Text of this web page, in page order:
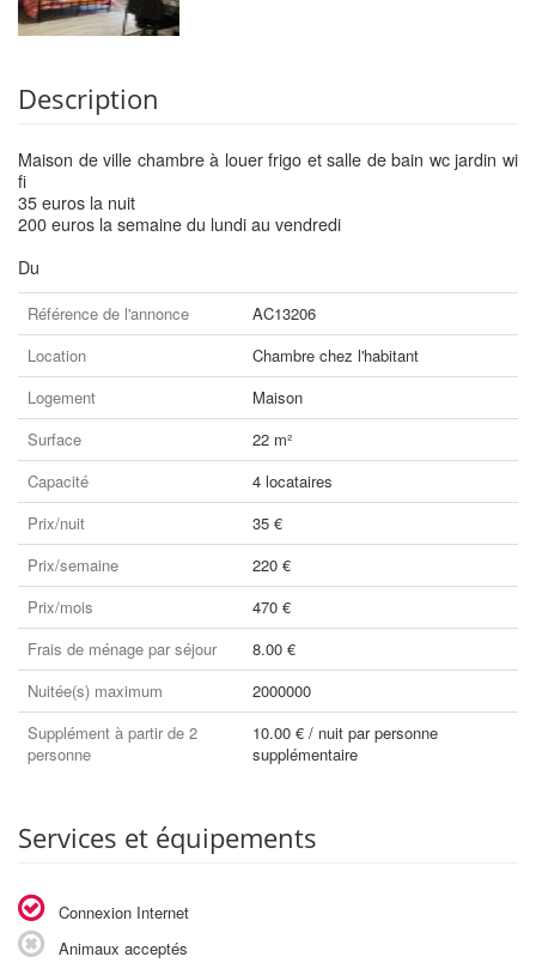
Description
Maison de ville chambre à louer frigo et salle de bain wc jardin wi
fi
35 euros la nuit
200 euros la semaine du lundi au vendredi
Du
Référence de l'annonce
AC13206
Location
Chambre chez l'habitant
Logement
Maison
Surface
22 m²
Capacité
4 locataires
Prix/nuit
35 €
Prix/semaine
220 €
Prix/mois
470 €
Frais de ménage par séjour
8.00 €
Nuitée(s) maximum
2000000
Supplément à partir de 2
personne
10.00 € / nuit par personne
supplémentaire
Services et équipements
Connexion Internet
Animaux acceptés